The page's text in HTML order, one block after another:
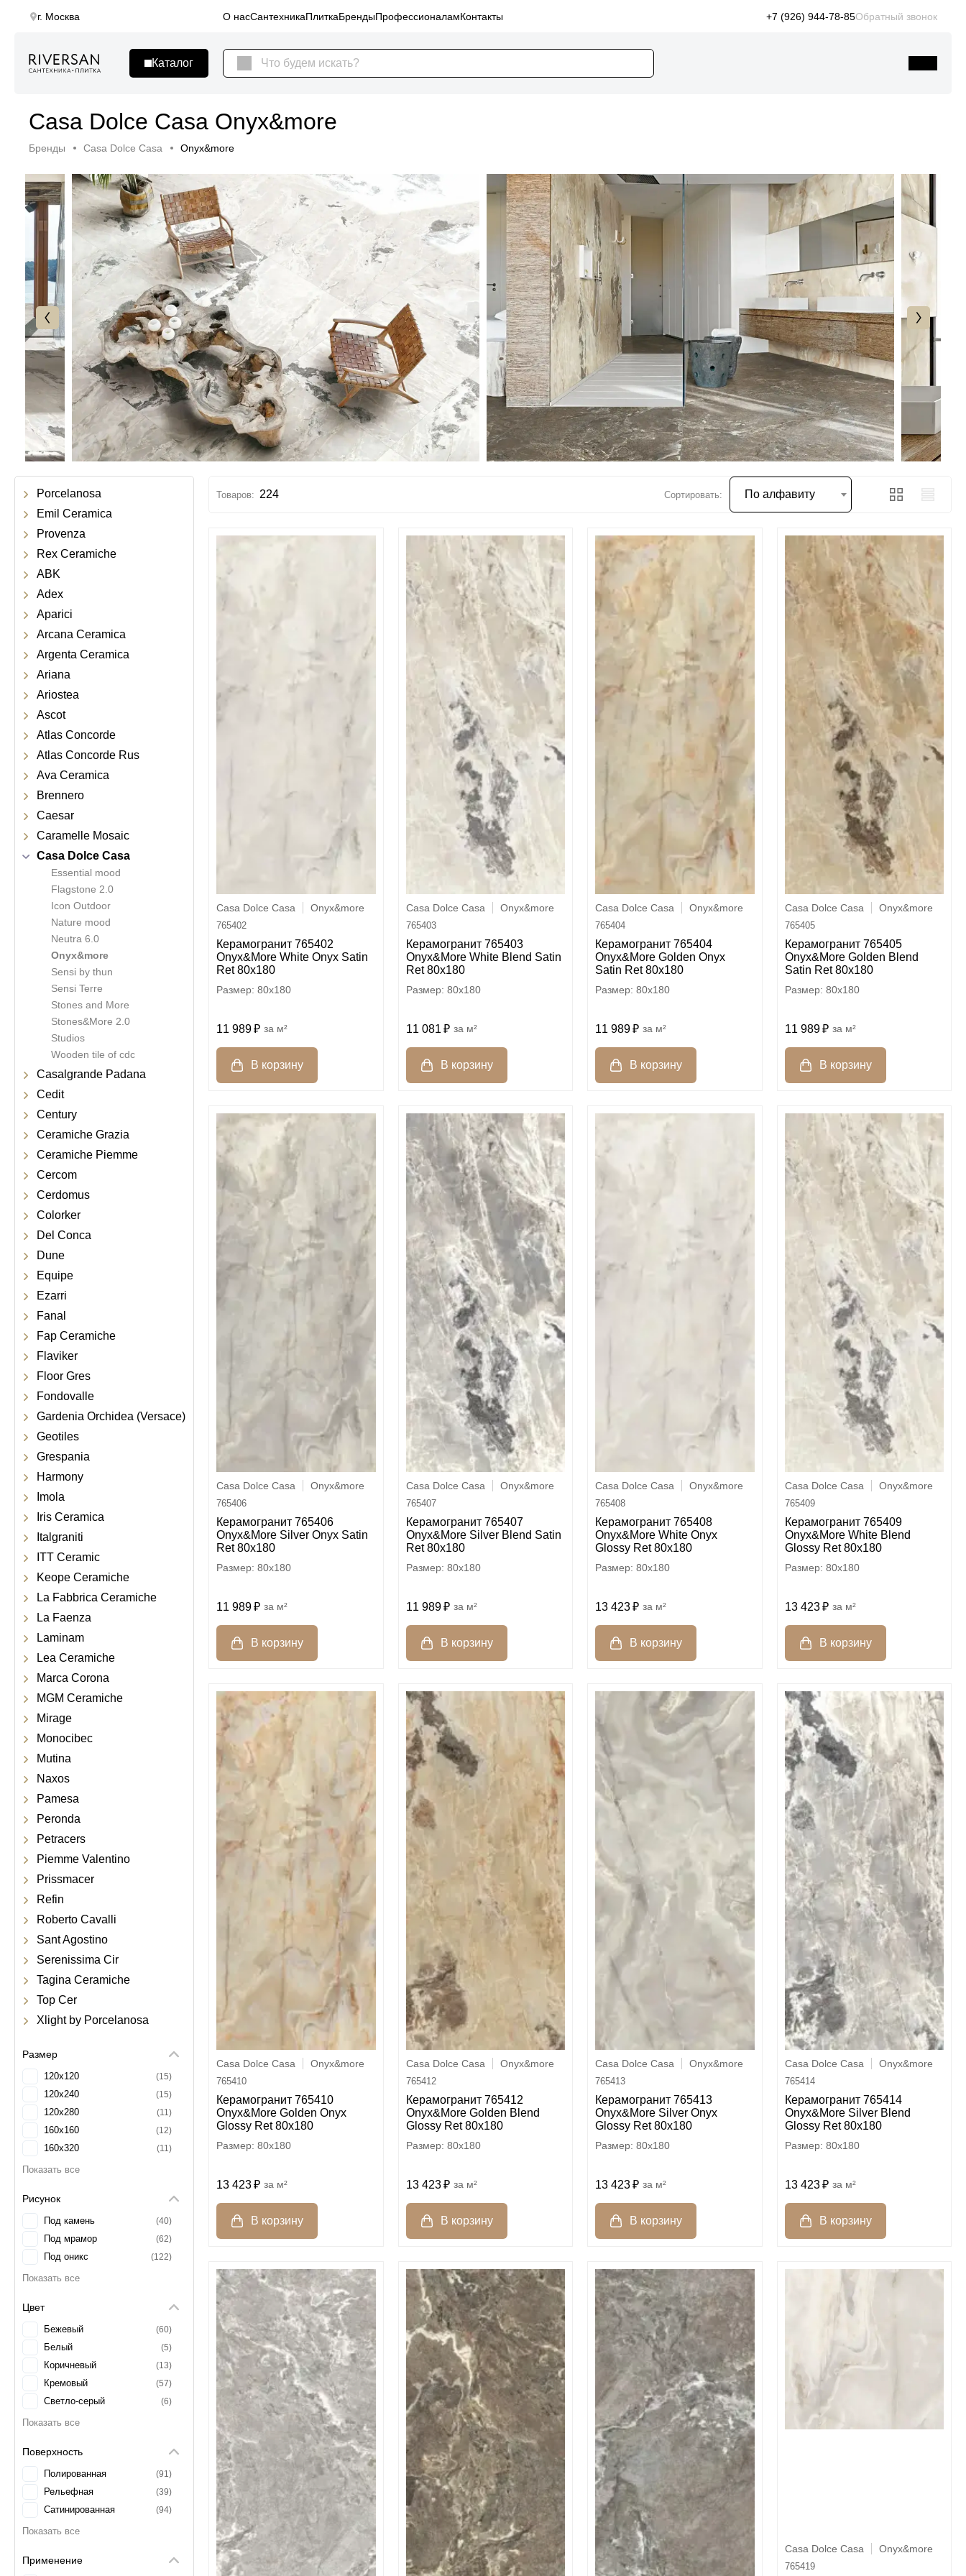
г. Москва О насСантехникаПлиткаБрендыПрофессионаламКонтакты +7 (926) 944-78-85Обратный звонок
Casa Dolce Casa Onyx&more
Бренды Casa Dolce Casa Onyx&more
Porcelanosa
Emil Ceramica
Provenza
Rex Ceramiche
ABK
Adex
Aparici
Arcana Ceramica
Argenta Ceramica
Ariana
Ariostea
Ascot
Atlas Concorde
Atlas Concorde Rus
Ava Ceramica
Brennero
Caesar
Caramelle Mosaic
Casa Dolce Casa
Essential mood
Flagstone 2.0
Icon Outdoor
Nature mood
Neutra 6.0
Onyx&more
Sensi by thun
Sensi Terre
Stones and More
Stones&More 2.0
Studios
Wooden tile of cdc
Casalgrande Padana
Cedit
Century
Ceramiche Grazia
Ceramiche Piemme
Cercom
Cerdomus
Colorker
Del Conca
Dune
Equipe
Ezarri
Fanal
Fap Ceramiche
Flaviker
Floor Gres
Fondovalle
Gardenia Orchidea (Versace)
Geotiles
Grespania
Harmony
Imola
Iris Ceramica
Italgraniti
ITT Ceramic
Keope Ceramiche
La Fabbrica Ceramiche
La Faenza
Laminam
Lea Ceramiche
Marca Corona
MGM Ceramiche
Mirage
Monocibec
Mutina
Naxos
Pamesa
Peronda
Petracers
Piemme Valentino
Prissmacer
Refin
Roberto Cavalli
Sant Agostino
Serenissima Cir
Tagina Ceramiche
Top Cer
Xlight by Porcelanosa
Размер
120x120 15
120x240 15
120x280 11
160x160 12
160x320 11
30x30
60x120
60x60 15
80x180 15
80x80 23
Рисунок
Под камень 40
Под мрамор 62
Под оникс 122
Цвет
Бежевый 60
Белый 5
Коричневый 13
Кремовый 57
Светло-серый 6
Серый
Поверхность
Полированная 91
Рельефная 39
Сатинированная 94
Применение
224 По алфавиту
Casa Dolce Casa Onyx&more
765402
Керамогранит 765402
Onyx&More White Onyx Satin
Ret 80x180
80x180
11 989 м²
Casa Dolce Casa Onyx&more
765403
Керамогранит 765403
Onyx&More White Blend Satin
Ret 80x180
80x180
11 081 м²
Casa Dolce Casa Onyx&more
765404
Керамогранит 765404
Onyx&More Golden Onyx
Satin Ret 80x180
80x180
11 989 м²
Casa Dolce Casa Onyx&more
765405
Керамогранит 765405
Onyx&More Golden Blend
Satin Ret 80x180
80x180
11 989 м²
Casa Dolce Casa Onyx&more
765406
Керамогранит 765406
Onyx&More Silver Onyx Satin
Ret 80x180
80x180
11 989 м²
Casa Dolce Casa Onyx&more
765407
Керамогранит 765407
Onyx&More Silver Blend Satin
Ret 80x180
80x180
11 989 м²
Casa Dolce Casa Onyx&more
765408
Керамогранит 765408
Onyx&More White Onyx
Glossy Ret 80x180
80x180
13 423 м²
Casa Dolce Casa Onyx&more
765409
Керамогранит 765409
Onyx&More White Blend
Glossy Ret 80x180
80x180
13 423 м²
Casa Dolce Casa Onyx&more
765410
Керамогранит 765410
Onyx&More Golden Onyx
Glossy Ret 80x180
80x180
13 423 м²
Casa Dolce Casa Onyx&more
765412
Керамогранит 765412
Onyx&More Golden Blend
Glossy Ret 80x180
80x180
13 423 м²
Casa Dolce Casa Onyx&more
765413
Керамогранит 765413
Onyx&More Silver Onyx
Glossy Ret 80x180
80x180
13 423 м²
Casa Dolce Casa Onyx&more
765414
Керамогранит 765414
Onyx&More Silver Blend
Glossy Ret 80x180
80x180
13 423 м²
Casa Dolce Casa Onyx&more
765419